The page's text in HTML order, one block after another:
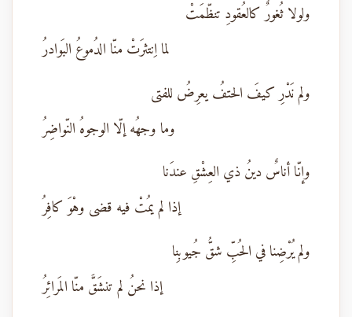
ولولا ثُغورٌ كالعُقودِ تنظّمَتْ
لما اِنتثرَتْ منّا الدُموعُ البَوادرُ
ولم نَدْرِ كيفَ الحتفُ يعرِضُ للفتى
وما وجهُه إلّا الوجوهُ النّواضِرُ
وإنّا أناسٌ دينُ ذي العِشْقِ عندَنا
إذا لم يمُتْ فيه قضى وهْوَ كافِرُ
ولم يُرْضِنا في الحُبِّ شقُّ جُيوبِنا
إذا نحنُ لم تنشَقَّ منّا المَرائِرُ